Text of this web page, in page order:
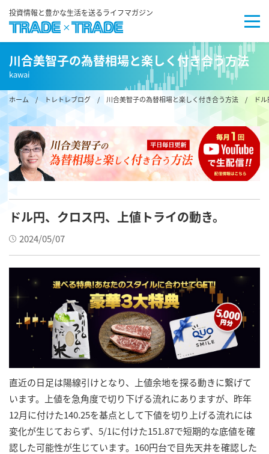
投資情報と豊かな生活を送るライフマガジン
川合美智子の為替相場と楽しく付き合う方法
kawai
ホーム/ トレトレブログ / 川合美智子の為替相場と楽しく付き合う方法 / ドル
ドル円、クロス円、上値トライの動き。
2024/05/07
直近の日足は陽線引けとなり、上値余地を探る動きに繋げて
います。上値を急角度で切り下げる流れにありますが、昨年
12月に付けた140.25を基点として下値を切り上げる流れには
変化が生じておらず、5/1に付けた151.87で短期的な底値を確
認した可能性が生じています。160円台で目先天井を確認した